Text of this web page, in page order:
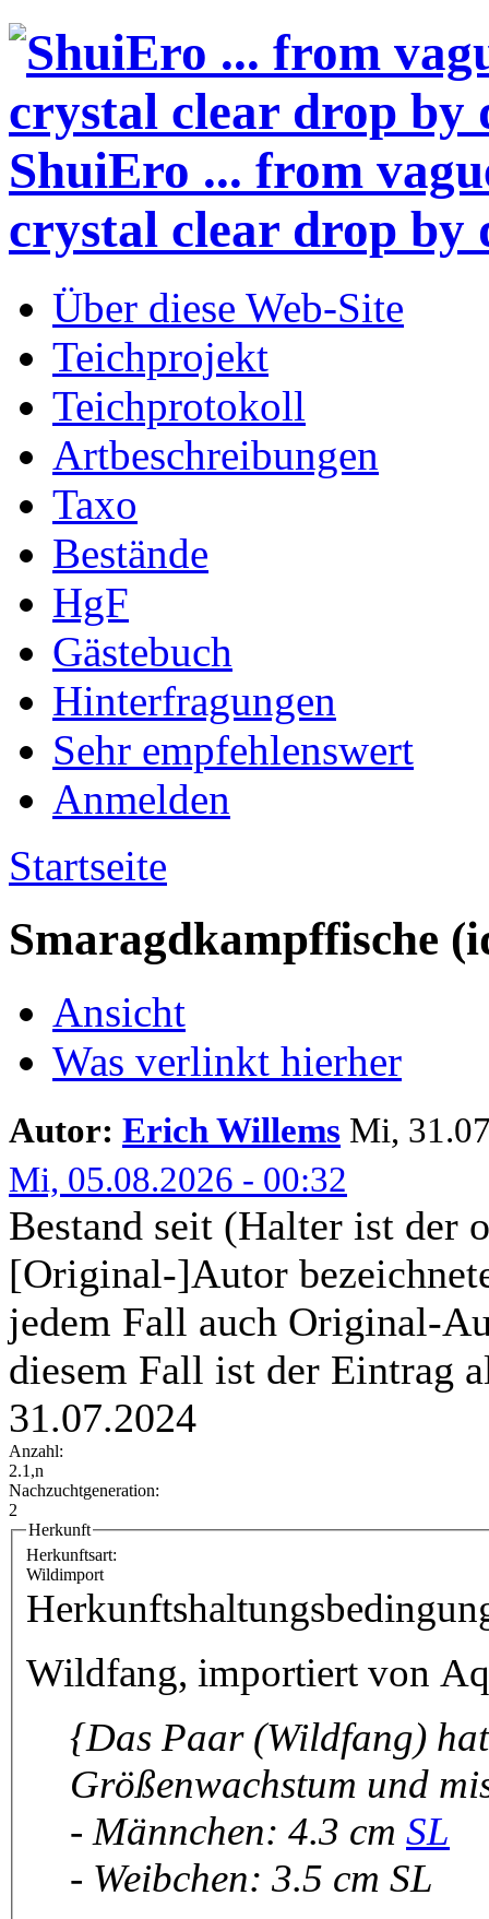
ShuiEro ... from
crystal clear drop by
Über diese Web-Site
Teichprojekt
Teichprotokoll
Artbeschreibungen
Taxo
Bestände
HgF
Gästebuch
Hinterfragungen
Sehr empfehlenswert
Anmelden
Startseite
Smaragdkampffische
Ansicht
Was verlinkt hierher
Autor: Erich Willems Mi,
Mi, 05.08.2026 - 00:32
Bestand seit (Halter ist der
[Original-]Autor
jedem Fall auch Original-
diesem Fall ist der Eintrag
31.07.2024
Anzahl:
2.1,n
Nachzuchtgeneration:
2
Herkunft
Herkunftsart:
Wildimport
Wildfang, importiert von
{Das Paar (Wildfang)
Größenwachstum und
- Männchen: 4.3 cm SL
- Weibchen: 3.5 cm SL